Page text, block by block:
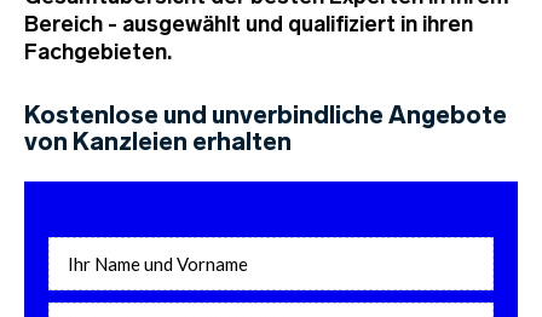
Bereich - ausgewählt und qualifiziert in ihren
Fachgebieten.
Kostenlose und unverbindliche Angebote
von Kanzleien erhalten